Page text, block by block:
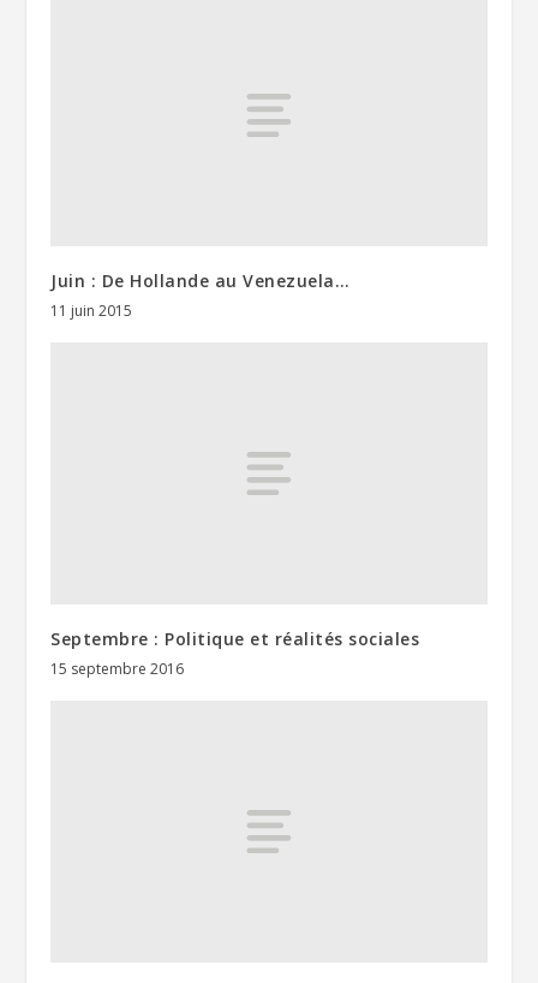
Juin : De Hollande au Venezuela…
11 juin 2015
Septembre : Politique et réalités sociales
15 septembre 2016